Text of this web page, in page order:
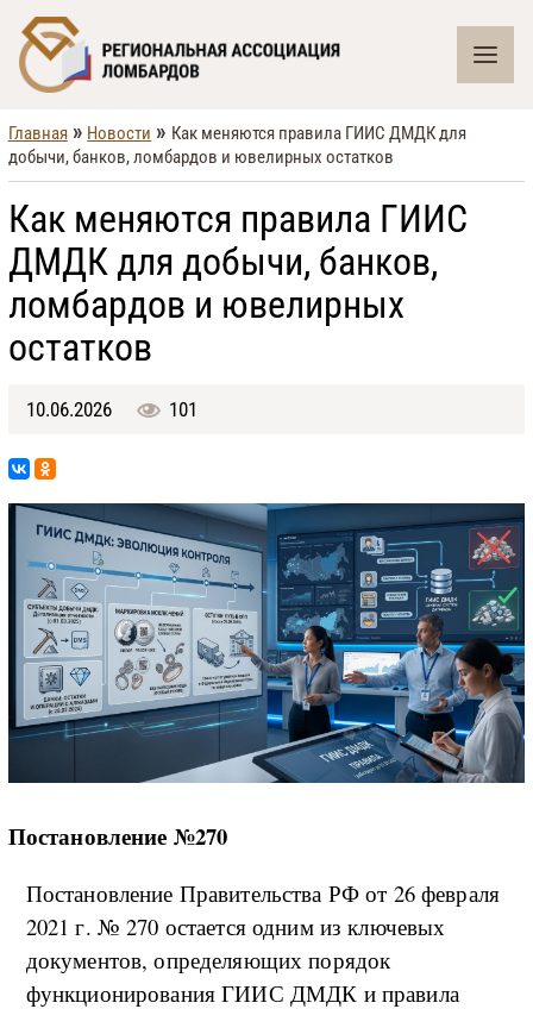
Главная » Новости » Как меняются правила ГИИС ДМДК для
добычи, банков, ломбардов и ювелирных остатков
Как меняются правила ГИИС
ДМДК для добычи, банков,
ломбардов и ювелирных
остатков
10.06.2026 101
Постановление №270
Постановление Правительства РФ от 26 февраля
2021 г. № 270 остается одним из ключевых
документов, определяющих порядок
функционирования ГИИС ДМДК и правила